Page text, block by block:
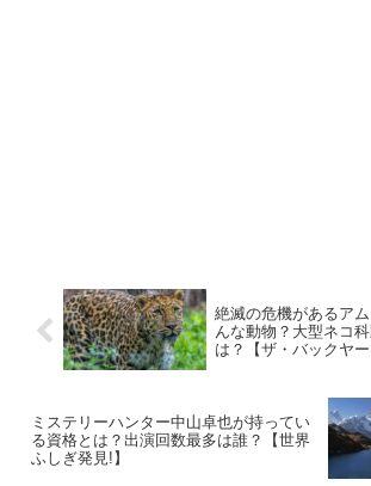
絶滅の危機があるア
んな動物？大型ネコ
は？【ザ・バックヤー
ミステリーハンター中山卓也が持ってい
る資格とは？出演回数最多は誰？【世界
ふしぎ発見!】